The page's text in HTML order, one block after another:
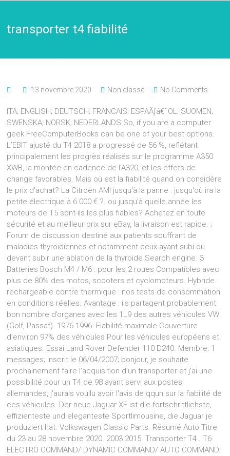
transporter t4 fiabilité
13 novembre 2020 Non classé No Comments
ITA; ENGLISH; DEUTSCH; FRANCAIS; ESPAÃƒâ€˜OL; SUOMEN;
SWENSKA; NORSK; NEDERLANDS So, if you are a computer
geek FreeComputerBooks can be one of your best options.
L’EBIT ajusté du T4 2018 a progressé de 56 %, reflétant
principalement les progrès réalisés sur le programme A350
XWB, la montée en cadence de l’A320, et les effets de
change favorables. Mais où est la fiabilité quand on considère
le prix d'achat? La Citroën AMI jusqu'à la panne : jusqu'où ira la
petite électrique à 6 000 € ?. ou jusqu'à quelle année les
moteurs de T5 sont-ils les plus fiables? Achetez en toute
sécurité et au meilleur prix sur eBay, la livraison est rapide. ;
Forum de discussion destiné aux patients souffrant de
maladies thyroïdiennes et notamment ceux ayant subi ou
devant subir une ablation de la thyroïde Search engine. 3
Batteries Bosch M4 / M6 : pour les 2 roues Compatibles avec
plus de 80% des motos, scooters et cyclomoteurs. Hybride
rechargeable contre thermique : nos tests de consommation
en conditions réelles. Avantage : ils partagent probablement
bon nombre d’organes avec les 1L9 des autres véhicules VW
(Golf, Passat). 1976 1996. Fiabilité maximale Couverture
d’environ 97% des véhicules Pour les véhicules européens et
asiatiques. Essai Land Rover Defender 110 D240. Membre; 1
messages; Inscrit le 06/04/2007; bonjour, je souhaite
prochainement faire l'acquisition d'un transporter et j'ai une
possibilité pour un T4 de 98 ayant servi aux postes
allemandes, j'aurais voullu avoir l'avis de qqun sur la fiabilité de
ces véhicules. Der neue Jaguar XF ist die fortschrittlichste,
effizienteste und eleganteste Sportlimousine, die Jaguar je
produziert hat. Volkswagen Classic Parts. Résumé Auto Titre
du 23 au 28 novembre 2020. 2003 2015. Transporter T4 . T6
ELECTRO COMMAND/ DYNAMIC COMMAND/ AUTO COMMAND;